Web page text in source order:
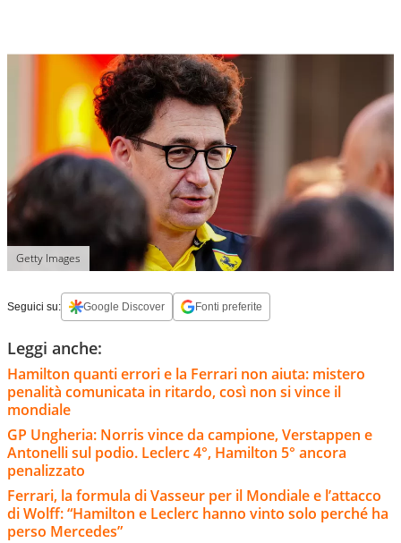
Getty Images
Seguici su: Google Discover Fonti preferite
Leggi anche:
Hamilton quanti errori e la Ferrari non aiuta: mistero
penalità comunicata in ritardo, così non si vince il
mondiale
GP Ungheria: Norris vince da campione, Verstappen e
Antonelli sul podio. Leclerc 4°, Hamilton 5° ancora
penalizzato
Ferrari, la formula di Vasseur per il Mondiale e l’attacco
di Wolff: “Hamilton e Leclerc hanno vinto solo perché ha
perso Mercedes”